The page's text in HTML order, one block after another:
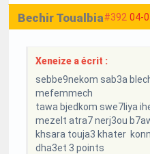
#392 04-
Bechir Toualbia
Xeneize a écrit :
sebbe9nekom sab3a
mefemmech
tawa bjedkom swe7liya
mezelt atra7 nerj3ou
khsara touja3 khater
dha3et 3 points